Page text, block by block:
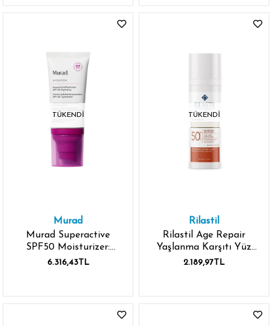
TÜKENDI
Murad
Murad Superactive
SPF50 Moisturizer:
Hydrating 50 ml
6.316,43TL
TÜKENDI
Rilastil
Rilastil Age Repair
Yaşlanma Karşıtı Yüz
Güneş Koruyucu Spf 50
2.189,97TL